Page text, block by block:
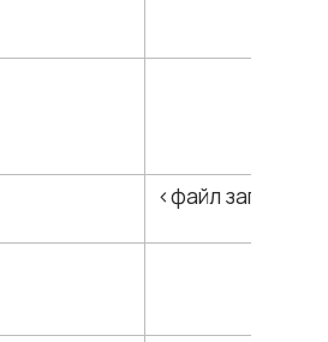
<​файл загрузки​>